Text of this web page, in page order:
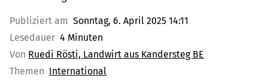
Publiziert am Sonntag, 6. April 2025 14:11
Lesedauer 4 Minuten
Von Ruedi Rösti, Landwirt aus Kandersteg BE
Themen International